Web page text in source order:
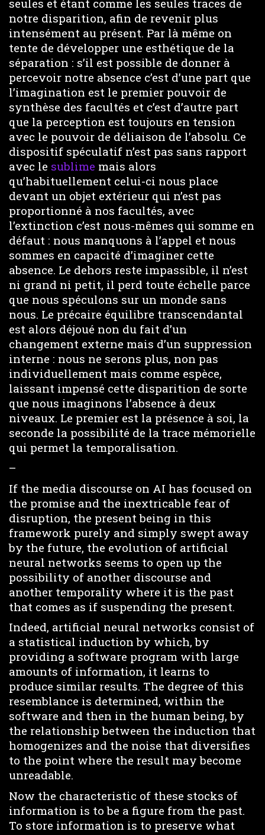
seules et étant comme les seules traces de
notre disparition, afin de revenir plus
intensément au présent. Par là même on
tente de développer une esthétique de la
séparation : s’il est possible de donner à
percevoir notre absence c’est d’une part que
l’imagination est le premier pouvoir de
synthèse des facultés et c’est d’autre part
que la perception est toujours en tension
avec le pouvoir de déliaison de l’absolu. Ce
dispositif spéculatif n’est pas sans rapport
avec le sublime mais alors
qu’habituellement celui-ci nous place
devant un objet extérieur qui n’est pas
proportionné à nos facultés, avec
l’extinction c’est nous-mêmes qui somme en
défaut : nous manquons à l’appel et nous
sommes en capacité d’imaginer cette
absence. Le dehors reste impassible, il n’est
ni grand ni petit, il perd toute échelle parce
que nous spéculons sur un monde sans
nous. Le précaire équilibre transcendantal
est alors déjoué non du fait d’un
changement externe mais d’un suppression
interne : nous ne serons plus, non pas
individuellement mais comme espèce,
laissant impensé cette disparition de sorte
que nous imaginons l’absence à deux
niveaux. Le premier est la présence à soi, la
seconde la possibilité de la trace mémorielle
qui permet la temporalisation.
–
If the media discourse on AI has focused on
the promise and the inextricable fear of
disruption, the present being in this
framework purely and simply swept away
by the future, the evolution of artificial
neural networks seems to open up the
possibility of another discourse and
another temporality where it is the past
that comes as if suspending the present.
Indeed, artificial neural networks consist of
a statistical induction by which, by
providing a software program with large
amounts of information, it learns to
produce similar results. The degree of this
resemblance is determined, within the
software and then in the human being, by
the relationship between the induction that
homogenizes and the noise that diversifies
to the point where the result may become
unreadable.
Now the characteristic of these stocks of
information is to be a figure from the past.
To store information is to preserve what